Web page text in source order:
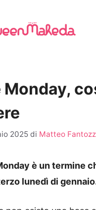
Monday,
2025 di Matteo
è un termine
lunedì di